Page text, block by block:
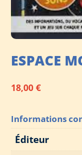
ESPACE
18,00€
Informations
Éditeur